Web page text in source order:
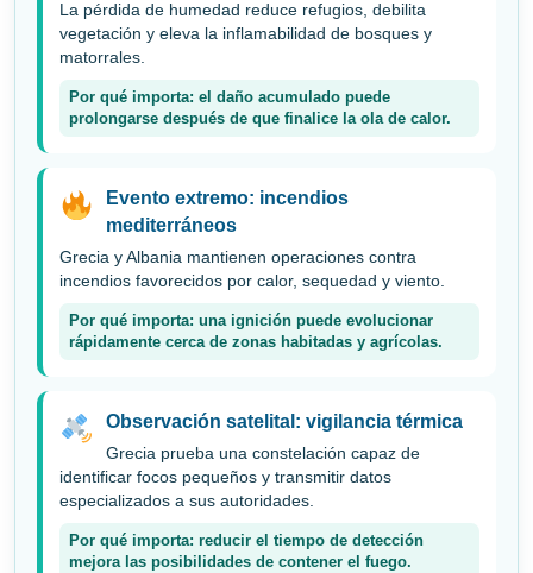
La pérdida de humedad reduce refugios, debilita
vegetación y eleva la inflamabilidad de bosques y
matorrales.
Por qué importa: el daño acumulado puede
prolongarse después de que finalice la ola de calor.
Evento extremo: incendios
mediterráneos
Grecia y Albania mantienen operaciones contra
incendios favorecidos por calor, sequedad y viento.
Por qué importa: una ignición puede evolucionar
rápidamente cerca de zonas habitadas y agrícolas.
Observación satelital: vigilancia térmica
Grecia prueba una constelación capaz de
identificar focos pequeños y transmitir datos
especializados a sus autoridades.
Por qué importa: reducir el tiempo de detección
mejora las posibilidades de contener el fuego.